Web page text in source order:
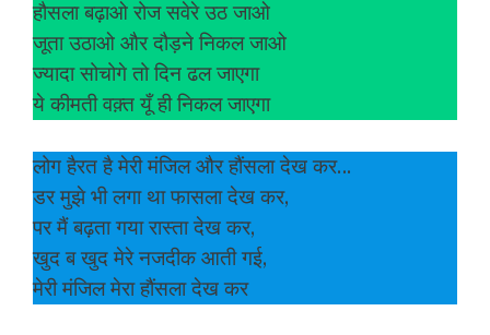
हौसला बढ़ाओ रोज सवेरे उठ जाओ
जूता उठाओ और दौड़ने निकल जाओ
ज्यादा सोचोगे तो दिन ढल जाएगा
ये कीमती वक़्त यूँ ही निकल जाएगा
लोग हैरत है मेरी मंजिल और हौंसला देख कर…
डर मुझे भी लगा था फासला देख कर,
पर मैं बढ़ता गया रास्ता देख कर,
खुद ब खुद मेरे नजदीक आती गई,
मेरी मंजिल मेरा हौंसला देख कर